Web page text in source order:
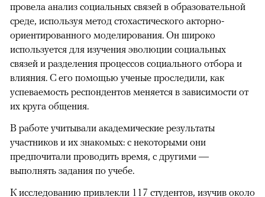
провела анализ социальных связей в образовательной
среде, используя метод стохастического акторно-
ориентированного моделирования. Он широко
используется для изучения эволюции социальных
связей и разделения процессов социального отбора и
влияния. С его помощью ученые проследили, как
успеваемость респондентов меняется в зависимости от
их круга общения.
В работе учитывали академические результаты
участников и их знакомых: с некоторыми они
предпочитали проводить время, с другими —
выполнять задания по учебе.
Кисследованию привлекли 117 студентов, изучив около